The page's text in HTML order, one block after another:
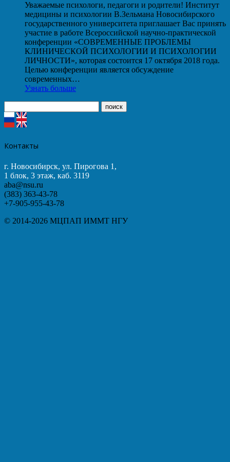
Уважаемые психологи, педагоги и родители! Институт
медицины и психологии В.Зельмана Новосибирского
государственного университета приглашает Вас принять
участие в работе Всероссийской научно-практической
конференции «СОВРЕМЕННЫЕ ПРОБЛЕМЫ
КЛИНИЧЕСКОЙ ПСИХОЛОГИИ И ПСИХОЛОГИИ
ЛИЧНОСТИ», которая состоится 17 октября 2018 года.
Целью конференции является обсуждение
современных…
Узнать больше
Контакты
г. Новосибирск, ул. Пирогова 1,
1 блок, 3 этаж, каб. 3119
aba@nsu.ru
(383) 363-43-78
+7-905-955-43-78
© 2014-2026 МЦПАП ИММТ НГУ